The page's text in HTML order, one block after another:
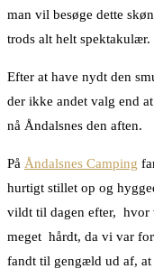
man vil besøge dette
trods alt helt spektakulær.
Efter at have nydt den
der ikke andet valg end
nå Åndalsnes den aften.
På Åndalsnes Camping
hurtigt stillet op og
vildt til dagen efter, hvor
meget hårdt, da vi var
fandt til gengæld ud af,